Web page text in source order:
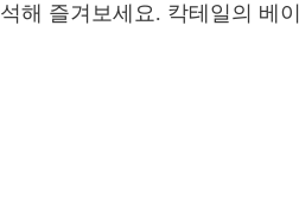
석해 즐겨보세요. 칵테일의 베